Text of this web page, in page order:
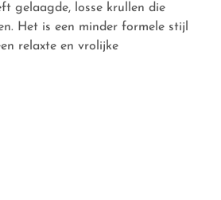
gelaagde, losse krullen die
Het is een minder formele stijl
relaxte en vrolijke